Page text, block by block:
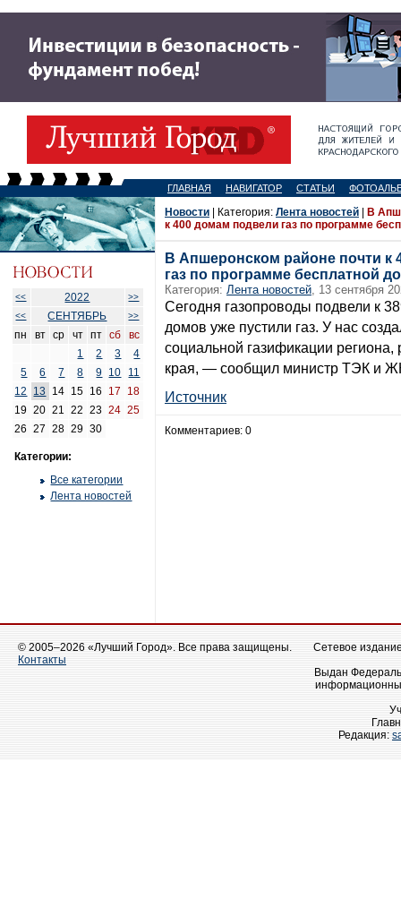
ГЛАВНАЯ НАВИГАТОР СТАТЬИ
<< 2022
>>
<<
СЕНТЯБРЬ >>
пн вт ср чт пт сб
вс
1
2 3
4
5
6 7 8 9 10
11
12
13 14 15 16 17
18
19 20 21 22 23 24 25
26
27 28 29 30
Категории:
Все категории
Лента новостей
Новости | Категория: Лента новостей
В
к 400 домам подвели газ по программе
В Апшеронском районе почти к
газ по программе бесплатной
Категория: Лента новостей, 13 сентября
Сегодня газопроводы подвели к
домов уже пустили газ. У нас
социальной газификации региона,
края, — сообщил министр ТЭК и
Источник
Комментариев: 0
© 2005–2026 «Лучший Город». Все права защищены.
Контакты
Сетевое
Выдан
Редакция: